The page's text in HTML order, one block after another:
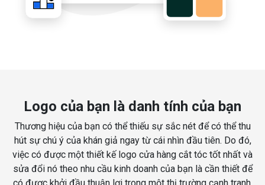
Logo của bạn là danh tính của bạn
Thương hiệu của bạn có thể thiếu sự sắc nét để có thể thu
hút sự chú ý của khán giả ngay từ cái nhìn đầu tiên. Do đó,
việc có được một thiết kế logo cửa hàng cắt tóc tốt nhất và
sửa đổi nó theo nhu cầu kinh doanh của bạn là cần thiết để